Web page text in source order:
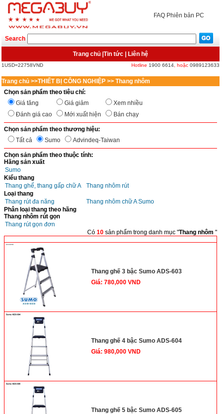
FAQ Phiên bản PC
Search
Trang chủ Tin tức Liên hệ
1USD=22758VND Hotline 1900 6614 , hoặc 0989123633
Trang chủ >>THIẾT BỊ CÔNG NGHIỆP >> Thang nhôm
Chọn sản phẩm theo tiêu chí:
Giá tăng
Giá giảm
Xem nhiều
Đánh giá cao
Mới xuất hiện Bán chạy
Chọn sản phẩm theo thương hiệu:
Tất cả
Sumo Advindeq-Taiwan
Chọn sản phẩm theo thuộc tính:
Hãng sản xuất
Sumo
Kiểu thang
Thang ghế, thang gấp chữ A
Thang nhôm rút
Loại thang
Thang rút đa năng
Thang nhôm chữ A Sumo
Phân loại thang theo hãng
Thang nhôm rút gọn
Thang rút gọn đơn
Có 10 sản phẩm trong danh mục "Thang nhôm "
Thang ghế 3 bậc Sumo ADS-603
Giá: 780,000 VND
Thang ghế 4 bậc Sumo ADS-604
Giá: 980,000 VND
Thang ghế 5 bậc Sumo ADS-605